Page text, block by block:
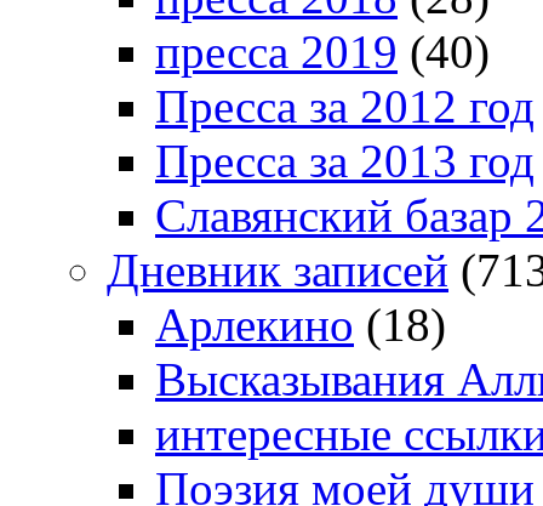
пресса 2019 (40)
Пресса за 2012 год
Пресса за 2013 год
Славянский базар
Дневник записей
Арлекино (18)
Высказывания
интересные
Поэзия моей души